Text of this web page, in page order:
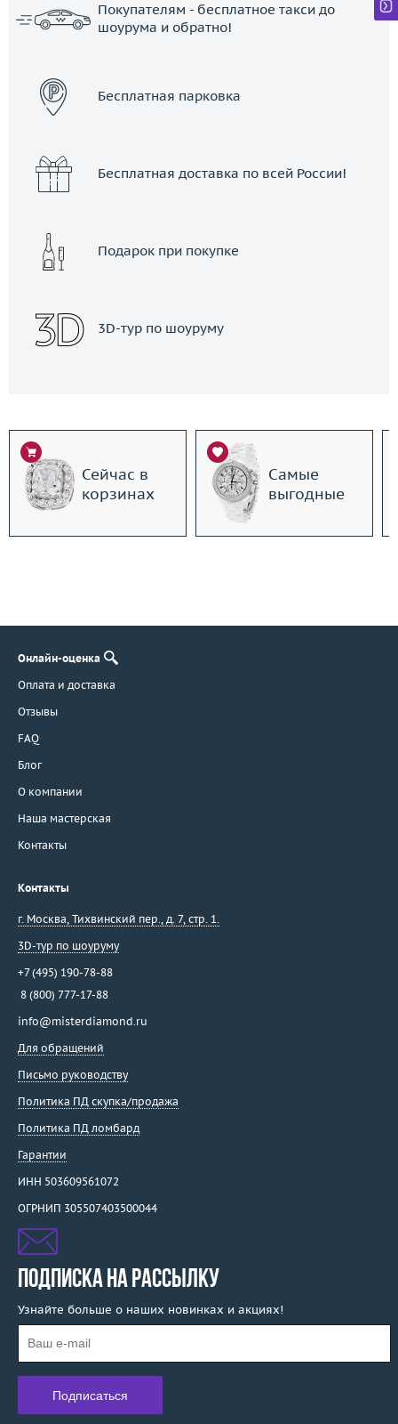
Покупателям - бесплатное такси до
шоурума и обратно!
Бесплатная парковка
Бесплатная доставка по всей России!
Подарок при покупке
3D-тур по шоуруму
Сейчас в
корзинах
Самые
выгодные
Онлайн-оценка
Оплата и доставка
Отзывы
FAQ
Блог
О компании
Наша мастерская
Контакты
Контакты
г. Москва Тихвинский пер., д. 7, стр. 1.
3D-тур по шоуруму
+7 (495) 190-78-88
8 (800) 777-17-88
info@misterdiamond.ru
Для обращений
Письмо руководству
Политика ПД скупка/продажа
Политика ПД ломбард
Гарантии
ИНН 503609561072
ОГРНИП 305507403500044
ПОДПИСКА НА РАССЫЛКУ
Узнайте больше о наших новинках и акциях!